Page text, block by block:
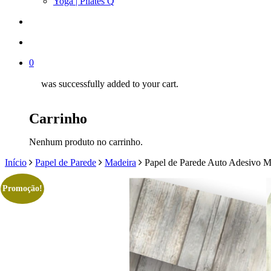
0
was successfully added to your cart.
Carrinho
Nenhum produto no carrinho.
Início
Papel de Parede Madeira Papel de Parede Auto Adesivo
Promoção!